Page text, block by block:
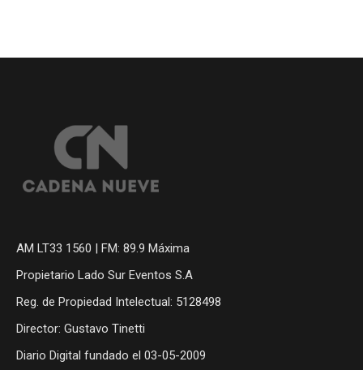
AM LT33 1560 | FM: 89.9 Máxima
Propietario Lado Sur Eventos S.A
Reg. de Propiedad Intelectual: 5128498
Director: Gustavo Tinetti
Diario Digital fundado el 03-05-2009